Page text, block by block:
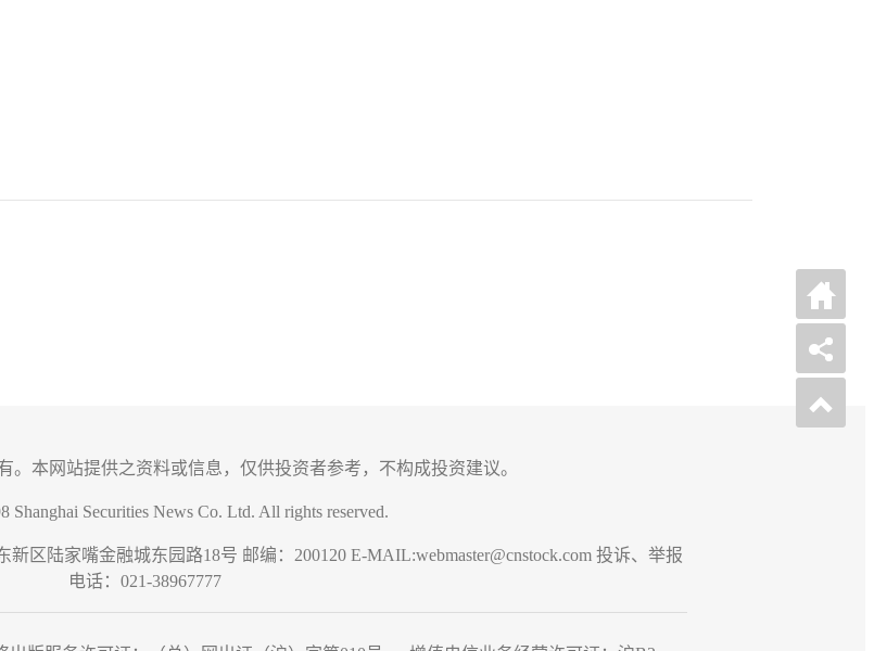
。本网站提供之资料或信息，仅供投资者参考，不构成投资建议。
Shanghai Securities News Co. Ltd. All rights reserved.
区陆家嘴金融城东园路18号 邮编：200120 E-MAIL:webmaster@cnstock.com 投诉、举报
电话：021-38967777